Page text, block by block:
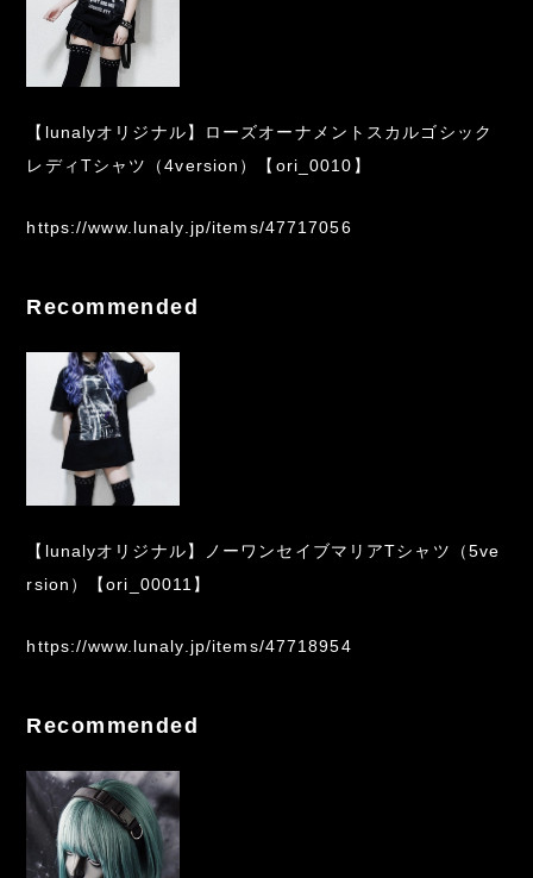
【lunalyオリジナル】ローズオーナメントスカルゴシック
レディTシャツ（4version）【ori_0010】
https://www.lunaly.jp/items/47717056
Recommended
【lunalyオリジナル】ノーワンセイブマリアTシャツ（5ve
rsion）【ori_00011】
https://www.lunaly.jp/items/47718954
Recommended